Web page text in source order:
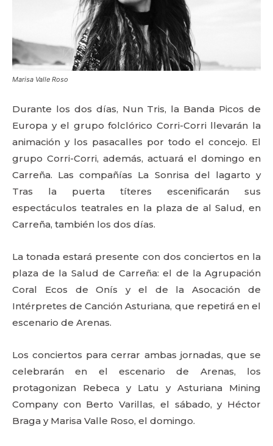
Marisa Valle Roso
Durante los dos días, Nun Tris, la Banda Picos de
Europa y el grupo folclórico Corri-Corri llevarán la
animación y los pasacalles por todo el concejo. El
grupo Corri-Corri, además, actuará el domingo en
Carreña. Las compañías La Sonrisa del lagarto y
Tras la puerta títeres escenificarán sus
espectáculos teatrales en la plaza de al Salud, en
Carreña, también los dos días.
La tonada estará presente con dos conciertos en la
plaza de la Salud de Carreña: el de la Agrupación
Coral Ecos de Onís y el de la Asocación de
Intérpretes de Canción Asturiana, que repetirá en el
escenario de Arenas.
Los conciertos para cerrar ambas jornadas, que se
celebrarán en el escenario de Arenas, los
protagonizan Rebeca y Latu y Asturiana Mining
Company con Berto Varillas, el sábado, y Héctor
Braga y Marisa Valle Roso, el domingo.